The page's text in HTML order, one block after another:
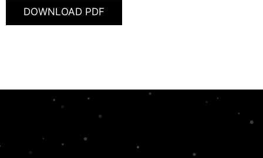
DOWNLOAD PDF